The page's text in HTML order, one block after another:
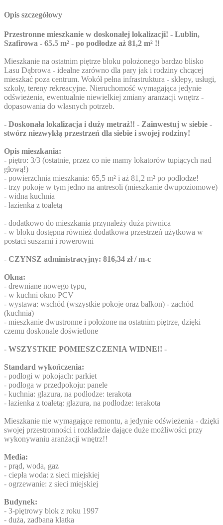
Opis szczegółowy
Przestronne mieszkanie w doskonałej lokalizacji! - Lublin,
Szafirowa - 65.5 m² - po podłodze aż 81,2 m² !!
Mieszkanie na ostatnim piętrze bloku położonego bardzo blisko
Lasu Dąbrowa - idealne zarówno dla pary jak i rodziny chcącej
mieszkać poza centrum. Wokół pełna infrastruktura - sklepy, usługi,
szkoły, tereny rekreacyjne. Nieruchomość wymagająca jedynie
odświeżenia, ewentualnie niewielkiej zmiany aranżacji wnętrz -
dopasowania do własnych potrzeb.
- Doskonała lokalizacja i duży metraż!! - Zainwestuj w siebie -
stwórz niezwykłą przestrzeń dla siebie i swojej rodziny!
Opis mieszkania:
- piętro: 3/3 (ostatnie, przez co nie mamy lokatorów tupiących nad
głową!)
- powierzchnia mieszkania: 65,5 m² i aż 81,2 m² po podłodze!
- trzy pokoje w tym jedno na antresoli (mieszkanie dwupoziomowe)
- widna kuchnia
- łazienka z toaletą
- dodatkowo do mieszkania przynależy duża piwnica
- w bloku dostępna również dodatkowa przestrzeń użytkowa w
postaci suszarni i rowerowni
- CZYNSZ administracyjny: 816,34 zł / m-c
Okna:
- drewniane nowego typu,
- w kuchni okno PCV
- wystawa: wschód (wszystkie pokoje oraz balkon) - zachód
(kuchnia)
- mieszkanie dwustronne i położone na ostatnim piętrze, dzięki
czemu doskonale doświetlone
- WSZYSTKIE POMIESZCZENIA WIDNE!! -
Standard wykończenia:
- podłogi w pokojach: parkiet
- podłoga w przedpokoju: panele
- kuchnia: glazura, na podłodze: terakota
- łazienka z toaletą: glazura, na podłodze: terakota
Mieszkanie nie wymagające remontu, a jedynie odświeżenia - dzięki
swojej przestronności i rozkładzie dające duże możliwości przy
wykonywaniu aranżacji wnętrz!!
Media:
- prąd, woda, gaz
- ciepła woda: z sieci miejskiej
- ogrzewanie: z sieci miejskiej
Budynek:
- 3-piętrowy blok z roku 1997
- duża, zadbana klatka